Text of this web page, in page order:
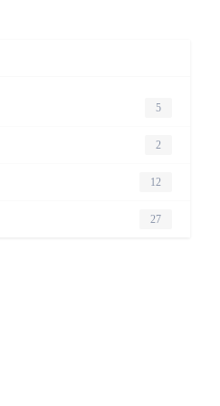
5
2
12
27